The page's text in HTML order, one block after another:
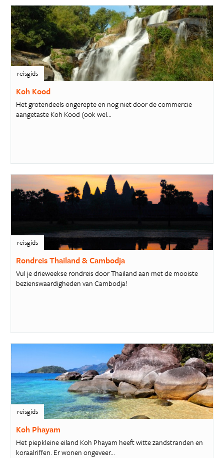
reisgids
Koh Kood
Het grotendeels ongerepte en nog niet door de commercie
aangetaste Koh Kood (ook wel...
reisgids
Rondreis Thailand & Cambodja
Vul je drieweekse rondreis door Thailand aan met de mooiste
bezienswaardigheden van Cambodja!
reisgids
Koh Phayam
Het piepkleine eiland Koh Phayam heeft witte zandstranden en
koraalriffen. Er wonen ongeveer...